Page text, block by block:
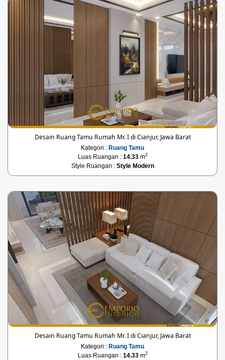
Desain Ruang Tamu Rumah Mr. I di Cianjur, Jawa Barat
Kategori : Ruang Tamu
Luas Ruangan : 14.33m2
Style Ruangan : Style Modern
Desain Ruang Tamu Rumah Mr. I di Cianjur, Jawa Barat
Kategori : Ruang Tamu
Luas Ruangan : 14.33m2